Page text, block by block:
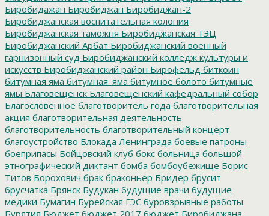
Биробидажан Биробиджан Биробиджан-2
Биробиджанская воспитательная колония
Биробиджанская таможня Биробиджанская ТЭЦ
Биробиджанский Арбат Биробиджанский военный
гарнизонный суд Биробиджанский колледж культуры и
искусств Биробиджанский район Бирофельд биткоин
битумная яма битумная_яма битумное болото битумные
ямы Благовещенск Благовещенский кафедральный собор
Благословенное благотворитель года благотворительная
акция благотворительная деятельность
благотворительность благотворительный концерт
благоустройство Блокада Ленинграда боевые патроны
боеприпасы Бойцовский клуб бокс больница большой
этнографический диктант бомба бомбоубежище Борис
Титов Борохович брак браконьер Бридер брусит
брусчатка Брянск Будукан будущие врачи будущие
медики Бумагин Бурейская ГЭС буровзрывные работы
Бурятия Бюджет бюджет 2017 бюджет Биробиджана